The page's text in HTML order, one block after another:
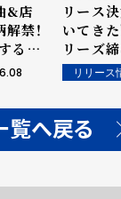
&店
禁！
る初
」の
公開
リース
いてき
リーズ
作を数
定盤にて
リリース
覧へ戻る